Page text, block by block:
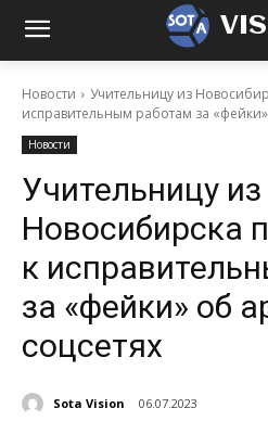
Новости
Учительницу из
исправительным работам за
Новости
Учительницу из
Новосибирска
к
за «фейки» об
соцсетях
Sota Vision 06.07.2023